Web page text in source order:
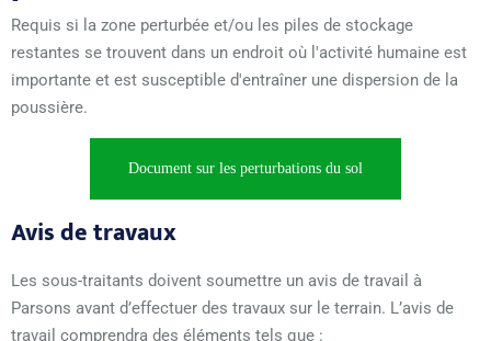
Requis si la zone perturbée et/ou les piles de stockage
restantes se trouvent dans un endroit où l'activité humaine est
importante et est susceptible d'entraîner une dispersion de la
poussière.
Document sur les perturbations du sol
Avis de travaux
Les sous-traitants doivent soumettre un avis de travail à
Parsons avant d’effectuer des travaux sur le terrain. L’avis de
travail comprendra des éléments tels que :